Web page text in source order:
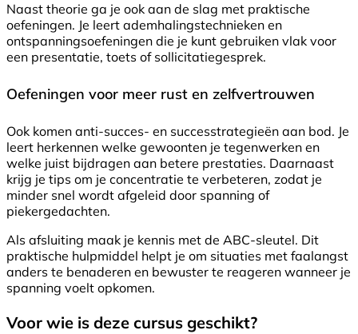
Naast theorie ga je ook aan de slag met praktische
oefeningen. Je leert ademhalingstechnieken en
ontspanningsoefeningen die je kunt gebruiken vlak voor
een presentatie, toets of sollicitatiegesprek.
Oefeningen voor meer rust en zelfvertrouwen
Ook komen anti-succes- en successtrategieën aan bod. Je
leert herkennen welke gewoonten je tegenwerken en
welke juist bijdragen aan betere prestaties. Daarnaast
krijg je tips om je concentratie te verbeteren, zodat je
minder snel wordt afgeleid door spanning of
piekergedachten.
Als afsluiting maak je kennis met de ABC-sleutel. Dit
praktische hulpmiddel helpt je om situaties met faalangst
anders te benaderen en bewuster te reageren wanneer je
spanning voelt opkomen.
Voor wie is deze cursus geschikt?